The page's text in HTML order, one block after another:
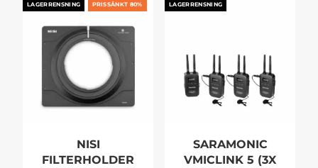
LAGERRENSNING PRISSÄNKT 80%
NISI
FILTERHOLDER
LAGERRENSNING
SARAMONIC
VMICLINK 5 (3X